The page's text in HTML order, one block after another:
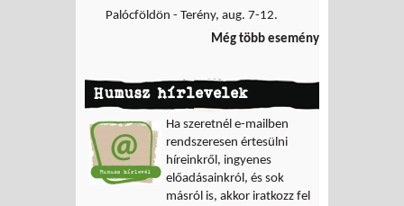
Palócföldön - Terény, aug. 7-12.
Még több esemény
Humusz hírlevelek
Ha szeretnél e-mailben
rendszeresen értesülni
híreinkről, ingyenes
előadásainkról, és sok
másról is, akkor iratkozz fel